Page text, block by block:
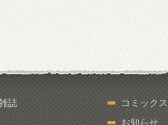
誌
コミックス
お知らせ